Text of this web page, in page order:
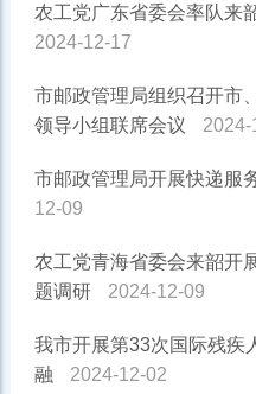
农工党广东省委会率队来
2024-12-17
市邮政管理局组织召开市
领导小组联席会议
2024-
市邮政管理局开展快递服
12-09
农工党青海省委会来韶开
题调研
2024-12-09
我市开展第33次国际残疾
融
2024-12-02